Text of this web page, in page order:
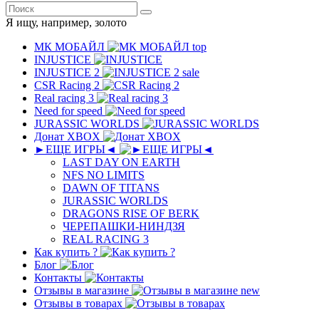
Я ищу, например, золото
МК MОБAЙЛ
top
INJUSTICE
INJUSTICE 2
sale
CSR Racing 2
Real racing 3
Need for speed
JURASSIC WORLDS
Донат XBOX
►ЕЩЕ ИГРЫ◄
LAST DAY ON EARTH
NFS NO LIMITS
DAWN OF TITANS
JURASSIC WORLDS
DRAGONS RISE OF BERK
ЧЕРЕПАШКИ-НИНДЗЯ
REAL RACING 3
Как купить ?
Блог
Контакты
Отзывы в магазине
new
Отзывы в товарах